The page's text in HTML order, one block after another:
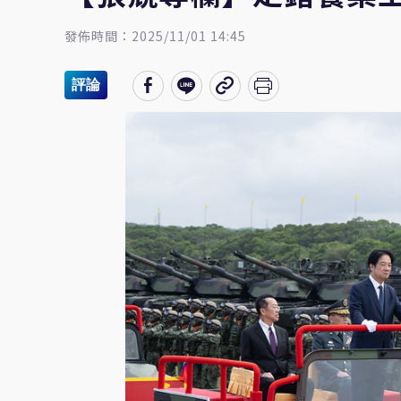
發佈時間：2025/11/01 14:45
評論